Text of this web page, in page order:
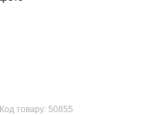
Код товару: 50855